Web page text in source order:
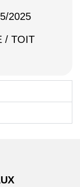
2025
/ TOIT